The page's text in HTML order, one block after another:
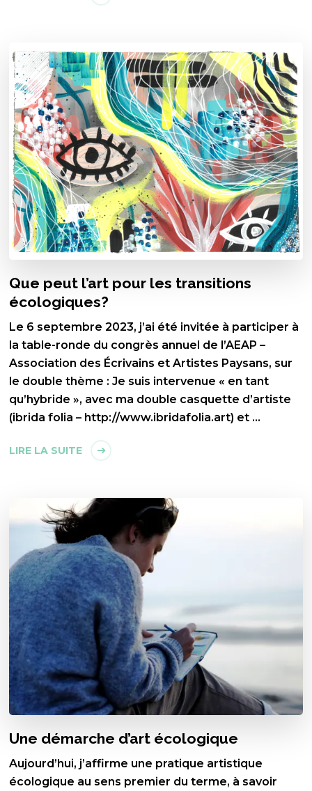
Que peut l’art pour les transitions
écologiques?
Le 6 septembre 2023, j’ai été invitée à participer à
la table-ronde du congrès annuel de l’AEAP –
Association des Écrivains et Artistes Paysans, sur
le double thème : Je suis intervenue « en tant
qu’hybride », avec ma double casquette d’artiste
(ibrida folia – http://www.ibridafolia.art) et …
LIRE LA SUITE
Une démarche d’art écologique
Aujourd’hui, j’affirme une pratique artistique
écologique au sens premier du terme, à savoir